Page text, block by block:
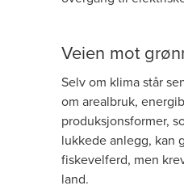
Veien mot
Selv om klima står
om arealbruk,
produksjonsformer,
lukkede anlegg, kan
fiskevelferd, men
land.